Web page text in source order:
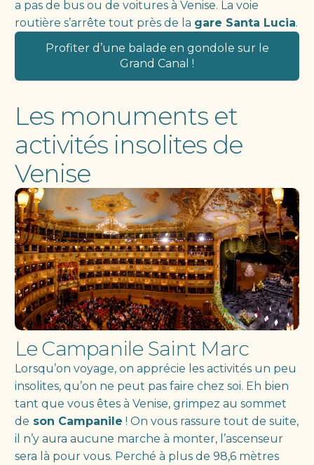
a pas de bus ou de voitures à Venise. La voie
routière s’arrête tout près de la gare Santa Lucia.
Profiter d’une balade en gondole sur le
Grand Canal !
Les monuments et
activités insolites de
Venise
Le Campanile Saint Marc
Lorsqu’on voyage, on apprécie les activités un peu
insolites, qu’on ne peut pas faire chez soi. Eh bien
tant que vous êtes à Venise, grimpez au sommet
de son Campanile ! On vous rassure tout de suite,
il n’y aura aucune marche à monter, l’ascenseur
sera là pour vous. Perché à plus de 98,6 mètres